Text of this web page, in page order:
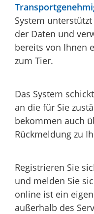
System
der Daten und
bereits von Ihnen
zum Tier.
Das System
an die für Sie
bekommen auch
Rückmeldung zu
Registrieren Sie
und melden Sie
online ist ein
außerhalb des